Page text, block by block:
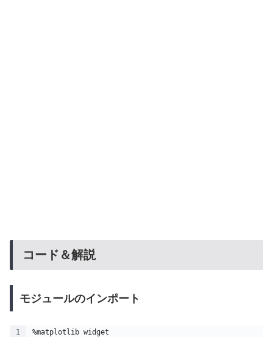
コード＆解説
モジュールのインポート
%matplotlib widget